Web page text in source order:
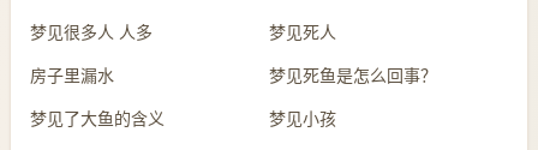
梦见很多人 人多 梦见死人
房子里漏水 梦见死鱼是怎么回事？
梦见了大鱼的含义 梦见小孩